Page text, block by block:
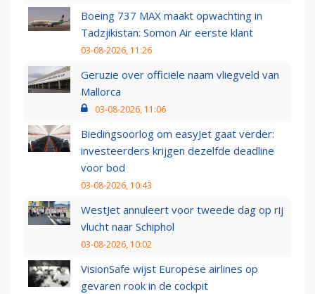
Boeing 737 MAX maakt opwachting in
Tadzjikistan: Somon Air eerste klant
03-08-2026, 11:26
Geruzie over officiële naam vliegveld van
Mallorca
03-08-2026, 11:06
Biedingsoorlog om easyJet gaat verder:
investeerders krijgen dezelfde deadline
voor bod
03-08-2026, 10:43
WestJet annuleert voor tweede dag op rij
vlucht naar Schiphol
03-08-2026, 10:02
VisionSafe wijst Europese airlines op
gevaren rook in de cockpit